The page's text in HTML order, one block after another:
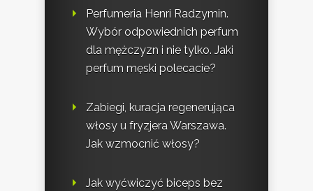
Perfumeria Henri Radzymin.
Wybór odpowiednich perfum
dla mężczyzn i nie tylko. Jaki
perfum męski polecacie?
Zabiegi, kuracja regenerująca
włosy u fryzjera Warszawa.
Jak wzmocnić włosy?
Jak wyćwiczyć biceps bez